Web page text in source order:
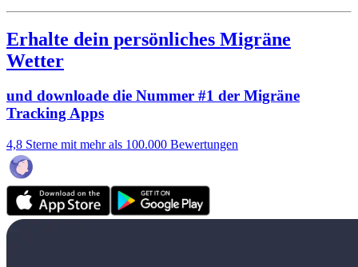
Erhalte dein persönliches Migräne
Wetter
und downloade die Nummer #1 der Migräne
Tracking Apps
4,8 Sterne mit mehr als 100.000 Bewertungen